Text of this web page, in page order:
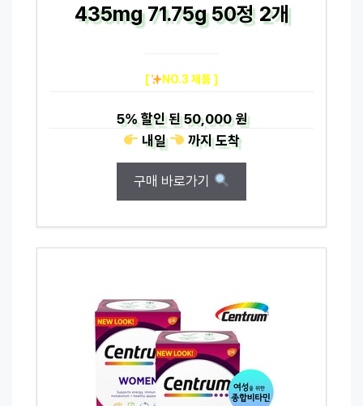
435mg 71.75g 50정 2개
[ NO.3 제품 ]
5%할인 된50,000 원
내일
까지도착
구매 바로가기